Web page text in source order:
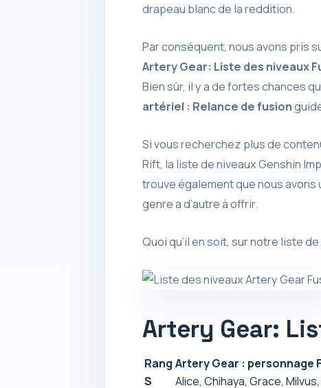
drapeau blanc de la reddition.
Par conséquent, nous avons pris
Artery Gear: Liste des niveaux
Bien sûr, il y a de fortes chances
artériel : Relance de fusion
Si vous recherchez plus de
Rift, la liste de niveaux Genshin
trouve également que nous avons
genre a d’autre à offrir.
Quoi qu’il en soit, sur notre liste
Artery Gear:
Rang Artery Gear : personnage
S
Alice, Chihaya, Grace,